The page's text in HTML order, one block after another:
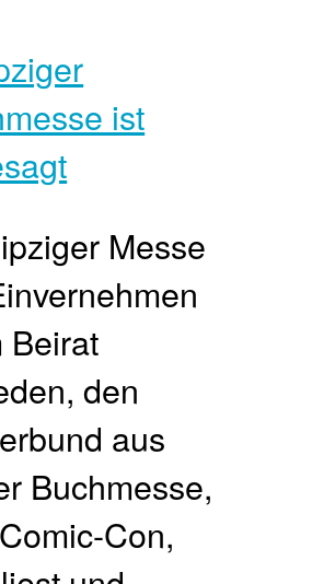
Messe
Beirat
den
aus
Buchmesse,
Con,